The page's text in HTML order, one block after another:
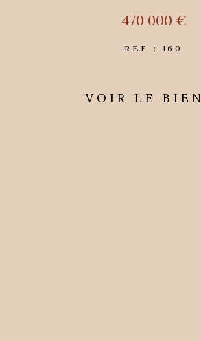
470 000 €
REF : 160
VOIR LE BIEN